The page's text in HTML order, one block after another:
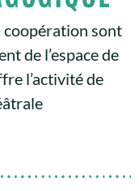
coopération sont
de l’espace de
l’activité de